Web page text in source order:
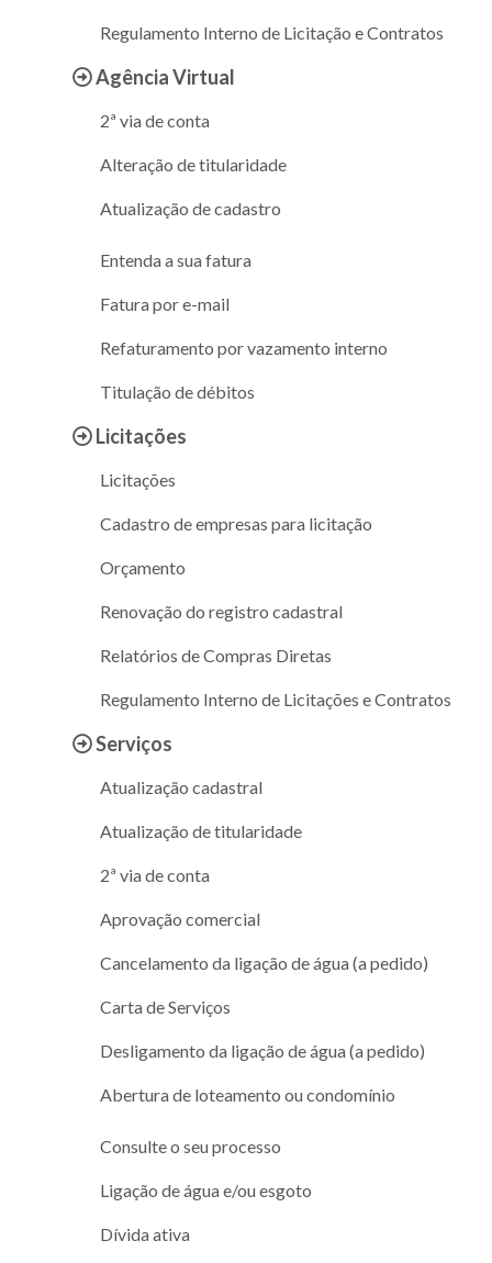
Regulamento Interno de Licitação e Contratos
Agência Virtual
2ª via de conta
Alteração de titularidade
Atualização de cadastro
Entenda a sua fatura
Fatura por e-mail
Refaturamento por vazamento interno
Titulação de débitos
Licitações
Licitações
Cadastro de empresas para licitação
Orçamento
Renovação do registro cadastral
Relatórios de Compras Diretas
Regulamento Interno de Licitações e Contratos
Serviços
Atualização cadastral
Atualização de titularidade
2ª via de conta
Aprovação comercial
Cancelamento da ligação de água (a pedido)
Carta de Serviços
Desligamento da ligação de água (a pedido)
Abertura de loteamento ou condomínio
Consulte o seu processo
Ligação de água e/ou esgoto
Dívida ativa